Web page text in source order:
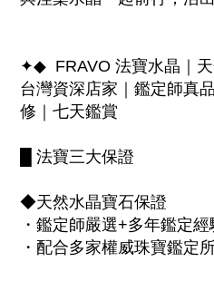
✦◆ FRAVO 法寶水晶｜
台灣資深店家｜鑑定師真
修｜七天鑑賞
█ 法寶三大保證
◆天然水晶寶石保證
・鑑定師嚴選+多年鑑定
・配合多家權威珠寶鑑定